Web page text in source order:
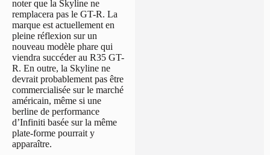
noter que la Skyline ne
remplacera pas le GT-R. La
marque est actuellement en
pleine réflexion sur un
nouveau modèle phare qui
viendra succéder au R35 GT-
R. En outre, la Skyline ne
devrait probablement pas être
commercialisée sur le marché
américain, même si une
berline de performance
d’Infiniti basée sur la même
plate-forme pourrait y
apparaître.